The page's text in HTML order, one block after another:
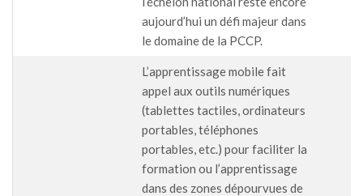
aujourd’hui un défi majeur dans
le domaine de la PCCP.
L’apprentissage mobile fait
appel aux outils numériques
(tablettes tactiles, ordinateurs
portables, téléphones
portables, etc.) pour faciliter la
formation ou l’apprentissage
dans des zones dépourvues de